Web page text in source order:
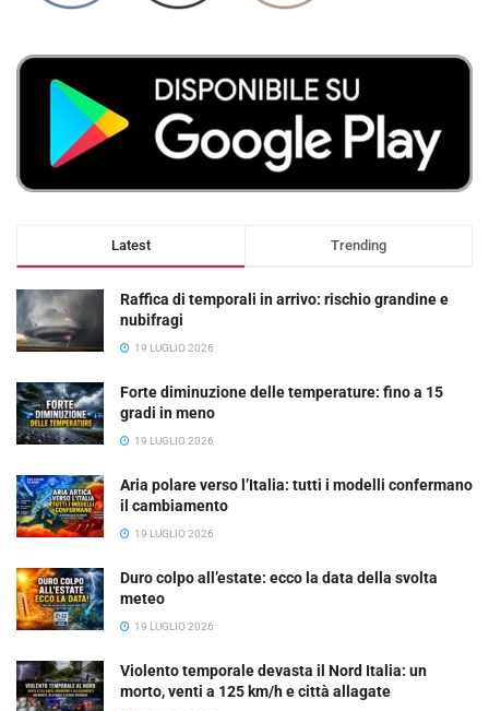
Latest Trending
Raffica di temporali in arrivo: rischio grandine e
nubifragi
19 LUGLIO 2026
Forte diminuzione delle temperature: fino a 15
gradi in meno
19 LUGLIO 2026
Aria polare verso l’Italia: tutti i modelli confermano
il cambiamento
19 LUGLIO 2026
Duro colpo all’estate: ecco la data della svolta
meteo
19 LUGLIO 2026
Violento temporale devasta il Nord Italia: un
morto, venti a 125 km/h e città allagate